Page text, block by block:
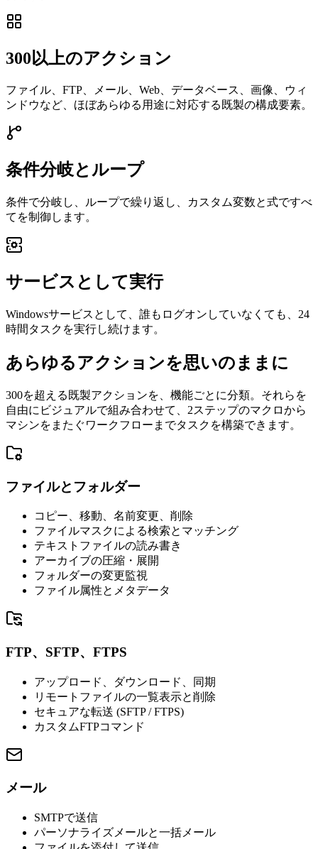
300以上のアクション
ファイル、FTP、メール、Web、データベース、画像、ウィ
ンドウなど、ほぼあらゆる用途に対応する既製の構成要素。
条件分岐とループ
条件で分岐し、ループで繰り返し、カスタム変数と式ですべ
てを制御します。
サービスとして実行
Windowsサービスとして、誰もログオンしていなくても、24
時間タスクを実行し続けます。
あらゆるアクションを思いのままに
300を超える既製アクションを、機能ごとに分類。それらを
自由にビジュアルで組み合わせて、2ステップのマクロから
マシンをまたぐワークフローまでタスクを構築できます。
ファイルとフォルダー
コピー、移動、名前変更、削除
ファイルマスクによる検索とマッチング
テキストファイルの読み書き
アーカイブの圧縮・展開
フォルダーの変更監視
ファイル属性とメタデータ
FTP、SFTP、FTPS
アップロード、ダウンロード、同期
リモートファイルの一覧表示と削除
セキュアな転送 (SFTP / FTPS)
カスタムFTPコマンド
メール
SMTPで送信
パーソナライズメールと一括メール